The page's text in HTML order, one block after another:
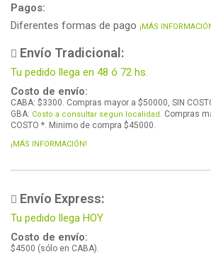
Pagos:
Diferentes formas de pago ¡MÁS
Envío Tradicional:
Tu pedido llega en 48 ó 72 hs.
Costo de envío:
CABA: $3300. Compras mayor a $50000, SIN
GBA: Costo a consultar segun localidad.
Compras
COSTO *. Minimo de compra $45000.
¡MÁS INFORMACIÓN!
Envío Express:
Tu pedido llega HOY
Costo de envío:
$4500 (sólo en CABA).